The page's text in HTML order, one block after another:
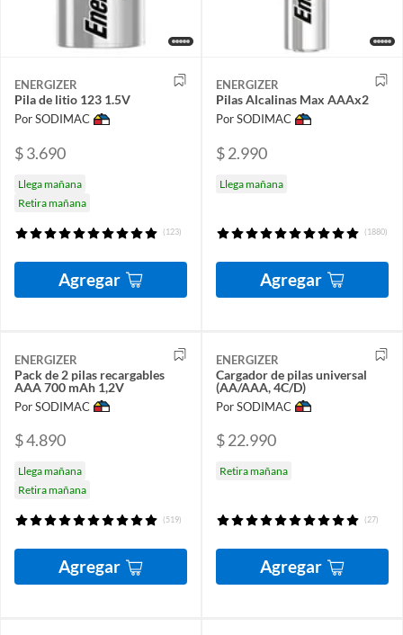
ENERGIZER
Pila de litio 123 1.5V
Por SODIMAC
$ 3.690
Llega mañana
Retira mañana
(123)
Agregar
ENERGIZER
Pilas Alcalinas Max AAAx2
Por SODIMAC
$ 2.990
Llega mañana
(1880)
Agregar
ENERGIZER
Pack de 2 pilas recargables
AAA 700 mAh 1,2V
Por SODIMAC
$ 4.890
Llega mañana
Retira mañana
(519)
Agregar
ENERGIZER
Cargador de pilas universal
(AA/AAA, 4C/D)
Por SODIMAC
$ 22.990
Retira mañana
(27)
Agregar